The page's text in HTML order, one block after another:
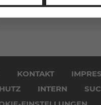
KONTAKT
INTERN